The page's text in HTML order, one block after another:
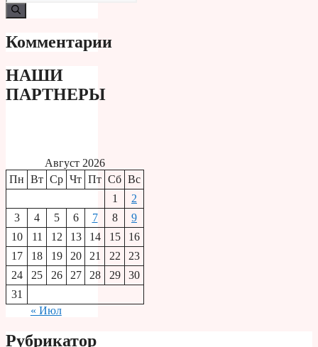
Комментарии
НАШИ
ПАРТНЕРЫ
Август 2026
Пн Вт Ср Чт Пт Сб Вс
1
2
3
4 5 6 7 8
9
10
11 12 13 14 15
16
17
18 19 20 21 22
23
24
25 26 27 28 29
30
31
« Июл
Рубрикатор